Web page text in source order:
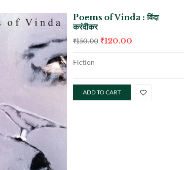
Poems of Vinda : विंदा
करंदीकर
₹150.00 ₹120.00
Fiction
ADD TO CART